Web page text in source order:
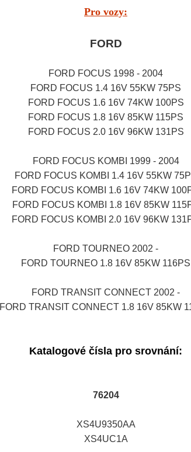
Pro vozy:
FORD
FORD FOCUS 1998 - 2004
FORD FOCUS 1.4 16V 55KW 75PS
FORD FOCUS 1.6 16V 74KW 100PS
FORD FOCUS 1.8 16V 85KW 115PS
FORD FOCUS 2.0 16V 96KW 131PS
FORD FOCUS KOMBI 1999 - 2004
FORD FOCUS KOMBI 1.4 16V 55KW
FORD FOCUS KOMBI 1.6 16V 74KW
FORD FOCUS KOMBI 1.8 16V 85KW
FORD FOCUS KOMBI 2.0 16V 96KW
FORD TOURNEO 2002 -
FORD TOURNEO 1.8 16V 85KW 116PS
FORD TRANSIT CONNECT 2002 -
FORD TRANSIT CONNECT 1.8 16V 85KW
Katalogové čísla pro srovnání:
76204
XS4U9350AA
XS4UC1A